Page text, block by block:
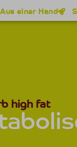
Aus einer Hand
high fat